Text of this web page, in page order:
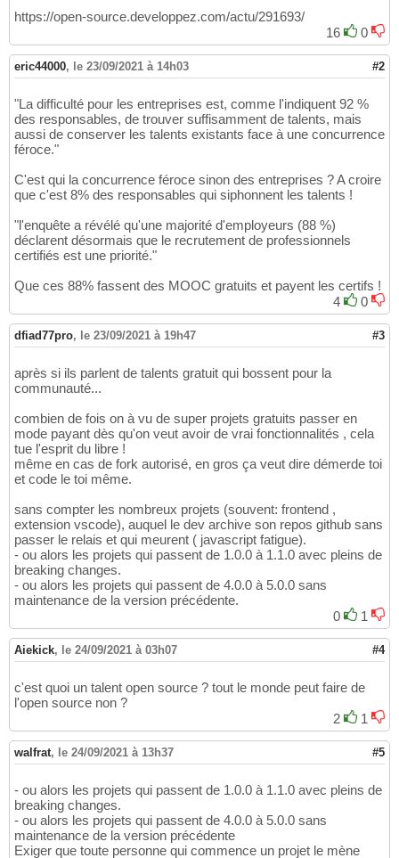
https://open-source.developpez.com/actu/291693/
16
0
eric44000, le 23/09/2021 à 14h03 #2
"La difficulté pour les entreprises est, comme l'indiquent 92 %
des responsables, de trouver suffisamment de talents, mais
aussi de conserver les talents existants face à une concurrence
féroce."
C'est qui la concurrence féroce sinon des entreprises ? A croire
que c'est 8% des responsables qui siphonnent les talents !
"l'enquête a révélé qu'une majorité d'employeurs (88 %)
déclarent désormais que le recrutement de professionnels
certifiés est une priorité."
Que ces 88% fassent des MOOC gratuits et payent les certifs !
4
0
dfiad77pro, le 23/09/2021 à 19h47 #3
après si ils parlent de talents gratuit qui bossent pour la
communauté...
combien de fois on à vu de super projets gratuits passer en
mode payant dès qu'on veut avoir de vrai fonctionnalités , cela
tue l'esprit du libre !
même en cas de fork autorisé, en gros ça veut dire démerde toi
et code le toi même.
sans compter les nombreux projets (souvent: frontend ,
extension vscode), auquel le dev archive son repos github sans
passer le relais et qui meurent ( javascript fatigue).
- ou alors les projets qui passent de 1.0.0 à 1.1.0 avec pleins de
breaking changes.
- ou alors les projets qui passent de 4.0.0 à 5.0.0 sans
maintenance de la version précédente.
0
1
Aiekick, le 24/09/2021 à 03h07 #4
c'est quoi un talent open source ? tout le monde peut faire de
l'open source non ?
2
1
walfrat, le 24/09/2021 à 13h37 #5
- ou alors les projets qui passent de 1.0.0 à 1.1.0 avec pleins de
breaking changes.
- ou alors les projets qui passent de 4.0.0 à 5.0.0 sans
maintenance de la version précédente
Exiger que toute personne qui commence un projet le mène